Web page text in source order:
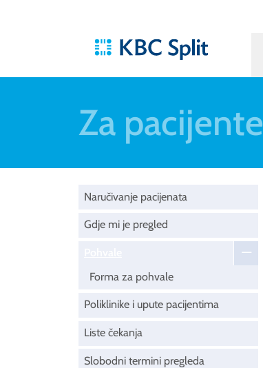
Za pacijente
Naručivanje pacijenata
Gdje mi je pregled
Forma za pohvale
Poliklinike i upute pacijentima
Liste čekanja
Slobodni termini pregleda